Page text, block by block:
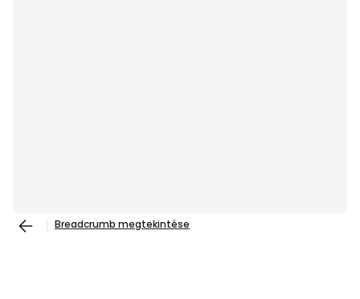
Breadcrumb megtekintése